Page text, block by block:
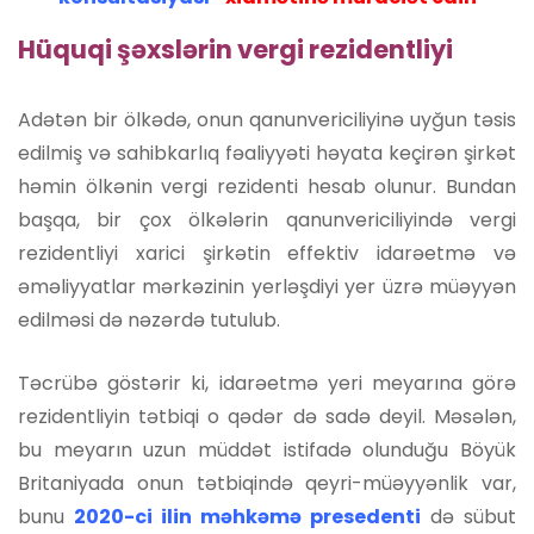
Hüquqi şəxslərin vergi rezidentliyi
Adətən bir ölkədə, onun qanunvericiliyinə uyğun təsis
edilmiş və sahibkarlıq fəaliyyəti həyata keçirən şirkət
həmin ölkənin vergi rezidenti hesab olunur. Bundan
başqa, bir çox ölkələrin qanunvericiliyində vergi
rezidentliyi xarici şirkətin effektiv idarəetmə və
əməliyyatlar mərkəzinin yerləşdiyi yer üzrə müəyyən
edilməsi də nəzərdə tutulub.
Təcrübə göstərir ki, idarəetmə yeri meyarına görə
rezidentliyin tətbiqi o qədər də sadə deyil. Məsələn,
bu meyarın uzun müddət istifadə olunduğu Böyük
Britaniyada onun tətbiqində qeyri-müəyyənlik var,
bunu 2020-ci ilin məhkəmə presedenti də sübut